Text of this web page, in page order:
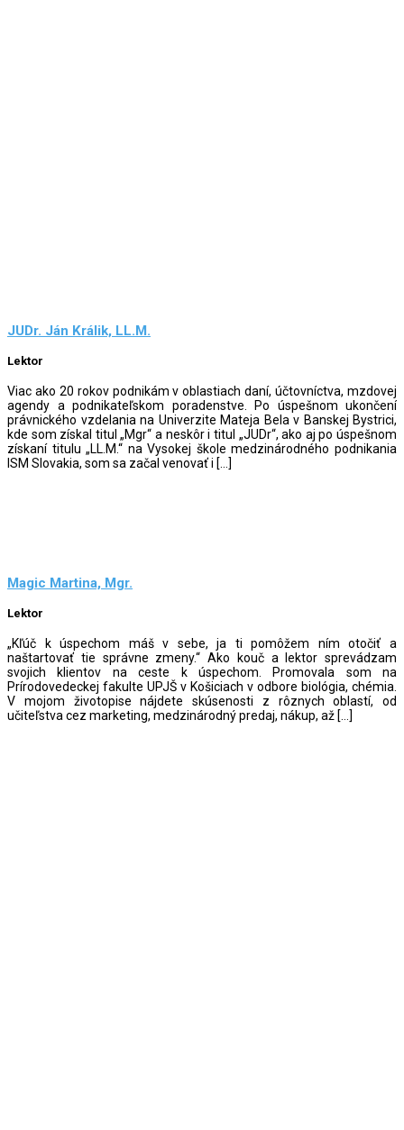
JUDr. Ján Králik, LL.M.
Lektor
Viac ako 20 rokov podnikám v oblastiach daní, účtovníctva, mzdovej
agendy a podnikateľskom poradenstve. Po úspešnom ukončení
právnického vzdelania na Univerzite Mateja Bela v Banskej Bystrici,
kde som získal titul „Mgr“ a neskôr i titul „JUDr“, ako aj po úspešnom
získaní titulu „LL.M.“ na Vysokej škole medzinárodného podnikania
ISM Slovakia, som sa začal venovať i […]
Magic Martina, Mgr.
Lektor
„Kľúč k úspechom máš v sebe, ja ti pomôžem ním otočiť a
naštartovať tie správne zmeny.“ Ako kouč a lektor sprevádzam
svojich klientov na ceste k úspechom. Promovala som na
Prírodovedeckej fakulte UPJŠ v Košiciach v odbore biológia, chémia.
V mojom životopise nájdete skúsenosti z rôznych oblastí, od
učiteľstva cez marketing, medzinárodný predaj, nákup, až […]